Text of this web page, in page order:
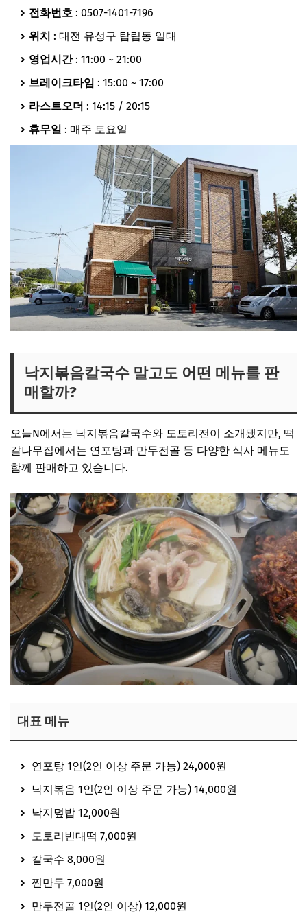
전화번호 : 0507-1401-7196
위치 : 대전 유성구 탑립동 일대
영업시간: 11:00 ~ 21:00
브레이크타임 : 15:00 ~ 17:00
라스트오더 : 14:15 / 20:15
휴무일 : 매주 토요일
낙지볶음칼국수 말고도 어떤 메뉴를 판
매할까?
오늘N에서는 낙지볶음칼국수와 도토리전이 소개됐지만, 떡
갈나무집에서는 연포탕과 만두전골 등 다양한 식사 메뉴도
함께 판매하고 있습니다.
대표 메뉴
연포탕 1인(2인 이상 주문 가능) 24,000원
낙지볶음 1인(2인 이상 주문 가능) 14,000원
낙지덮밥 12,000원
도토리빈대떡 7,000원
칼국수 8,000원
찐만두 7,000원
만두전골 1인(2인 이상) 12,000원